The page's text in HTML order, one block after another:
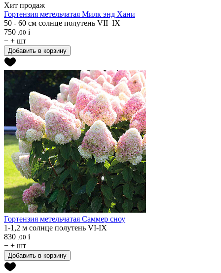
Хит продаж
Гортензия метельчатая Милк энд Хани
50 - 60 см солнце полутень VII–IХ
750 .00 i
− + шт
Добавить в корзину
Гортензия метельчатая Саммер сноу
1-1,2 м солнце полутень VI-IX
830 .00 i
− + шт
Добавить в корзину